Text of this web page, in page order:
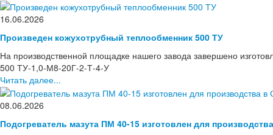
16.06.2026
Произведен кожухотрубный теплообменник 500 ТУ
На производственной площадке нашего завода завершено
500 ТУ-1,0-М8-20Г-2-Т-4-У
Читать далее...
08.06.2026
Подогреватель мазута ПМ 40-15 изготовлен для